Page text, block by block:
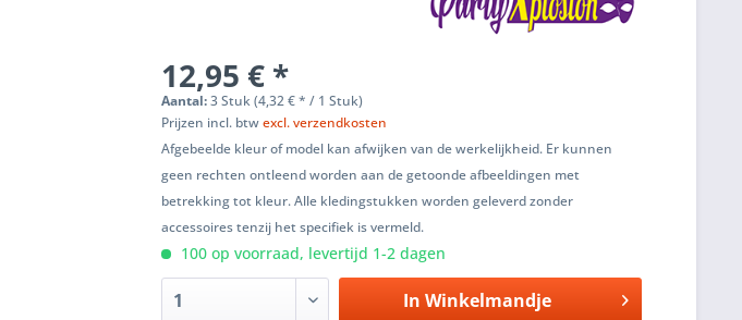
12,95 € *
Aantal:3 Stuk (4,32 € * / 1 Stuk)
Prijzen incl. btwexcl. verzendkosten
Afgebeelde kleur of model kan afwijken van de werkelijkheid. Er kunnen
geen rechten ontleend worden aan de getoonde afbeeldingen met
betrekking tot kleur. Alle kledingstukken worden geleverd zonder
accessoires tenzij het specifiek is vermeld.
100 op voorraad, levertijd 1-2 dagen
In Winkelmandje